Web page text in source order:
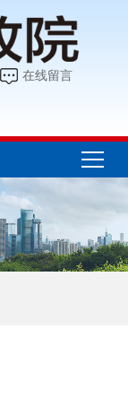
在线留言